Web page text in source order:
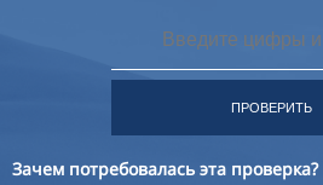
ПРОВЕРИТЬ
Зачем потребовалась эта проверка?